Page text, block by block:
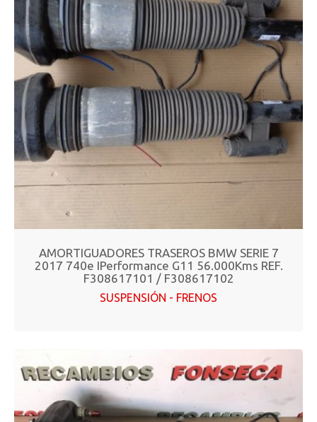
AMORTIGUADORES TRASEROS BMW SERIE 7
2017 740e IPerformance G11 56.000Kms REF.
F308617101 / F308617102
SUSPENSIÓN - FRENOS